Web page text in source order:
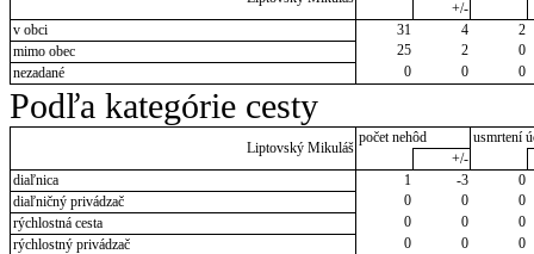
+/-
v obci
31 4
2
mimo obec
25 2
0
nezadané
0 0 0
Podľa kategórie cesty
Liptovský Mikuláš
počet nehôd
usmrtení
+/-
diaľnica
1 -3
0
diaľničný privádzač
0 0
0
rýchlostná cesta
0 0
0
rýchlostný privádzač
0 0
0